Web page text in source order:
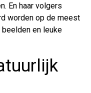
En haar volgers
worden op de meest
en leuke